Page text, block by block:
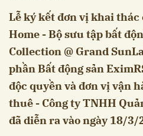
Lễ ký kết đơn vị khai thác
Home - Bộ sưu tập bất
Collection @ Grand
phần Bất động sản
độc quyền và đơn vị vận
thuê - Công ty TNHH
đã diễn ra vào ngày 18/3/